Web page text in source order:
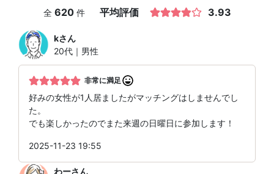
全 620 件 平均評価 3.93
kさん
20代｜男性
非常に満足
好みの女性が1人居ましたがマッチングはしませんでし
た。
でも楽しかったのでまた来週の日曜日に参加します！
2025-11-23 19:55
わーさん